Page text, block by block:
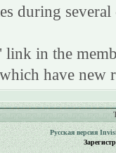
during several
link in the
have new
Русская версия